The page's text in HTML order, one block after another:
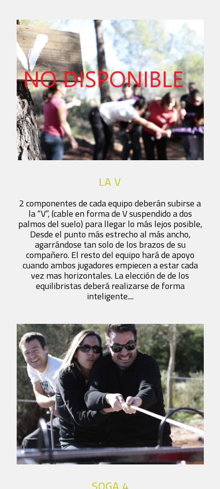
LA V
2 componentes de cada equipo deberán subirse a
la “V”, (cable en forma de V suspendido a dos
palmos del suelo) para llegar lo más lejos posible,
Desde el punto más estrecho al más ancho,
agarrándose tan solo de los brazos de su
compañero. El resto del equipo hará de apoyo
cuando ambos jugadores empiecen a estar cada
vez mas horizontales. La elección de de los
equilibristas deberá realizarse de forma
inteligente....